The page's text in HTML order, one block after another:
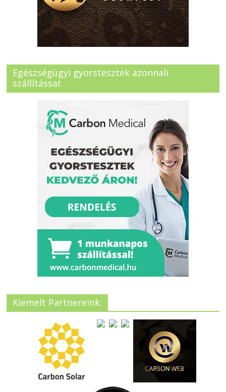
Egészségügyi gyorstesztek azonnali
szállítással:
Kiemelt Partnereink: